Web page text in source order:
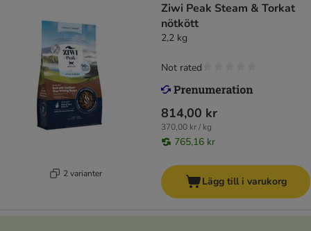
2 varianter
Ziwi Peak Steam & Torkat
nötkött
2,2 kg
814,00 kr
370,00 kr / kg
765,16 kr
Not rated
Lägg till i varukorg